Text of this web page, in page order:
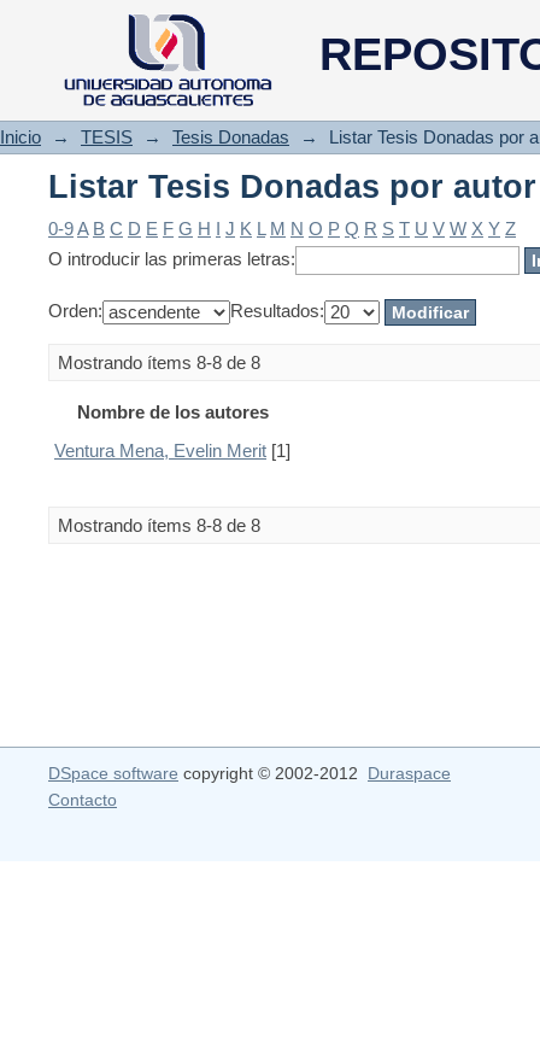
Listar Tesis Donadas por autor
Inicio → TESIS → Tesis Donadas → Listar Tesis Donadas por
Listar Tesis Donadas por autor
0-9A B C D E F G H I J K L M N O P Q R S T U V W X Y Z
O introducir las primeras letras:
Orden: Resultados:
Mostrando ítems 8-8 de 8
Nombre de los autores
Ventura Mena, Evelin Merit [1]
Mostrando ítems 8-8 de 8
DSpace software copyright © 2002-2012 Duraspace
Contacto